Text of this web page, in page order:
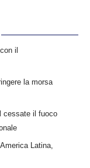
il
la morsa
cessate il fuoco
Latina,